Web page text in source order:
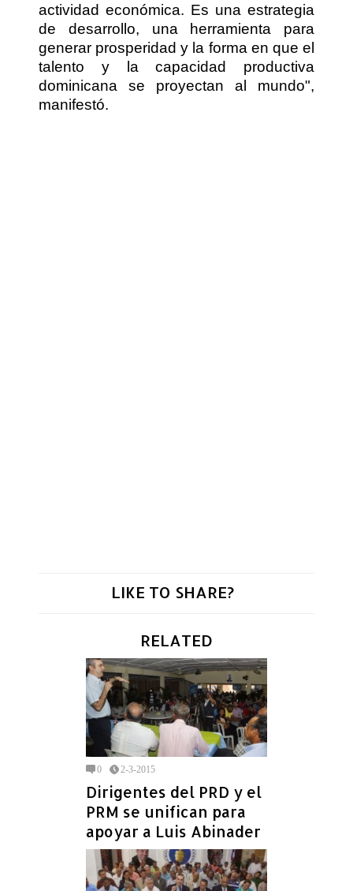
actividad económica. Es una estrategia
de desarrollo, una herramienta para
generar prosperidad y la forma en que el
talento y la capacidad productiva
dominicana se proyectan al mundo",
manifestó.
LIKE TO SHARE?
RELATED
0 2-3-2015
Dirigentes del PRD y el
PRM se unifican para
apoyar a Luis Abinader